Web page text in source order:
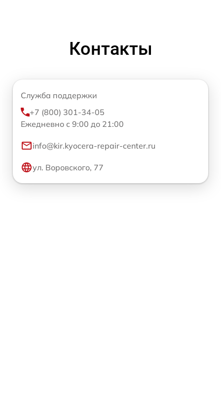
Контакты
Служба поддержки
+7 (800) 301-34-05
Ежедневно с 9:00 до 21:00
info@kir.kyocera-repair-center.ru
ул. Воровского, 77